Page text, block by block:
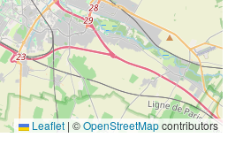
Leaflet | ©OpenStreetMapcontributors